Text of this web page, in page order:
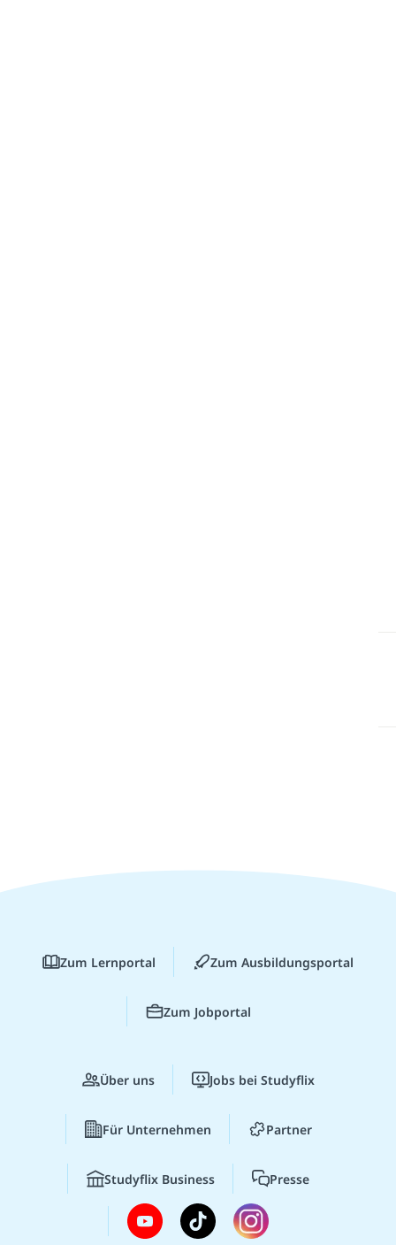
Zum Lernportal Zum Ausbildungsportal
Zum Jobportal
Über uns Jobs bei Studyflix
Für Unternehmen Partner
Studyflix Business Presse